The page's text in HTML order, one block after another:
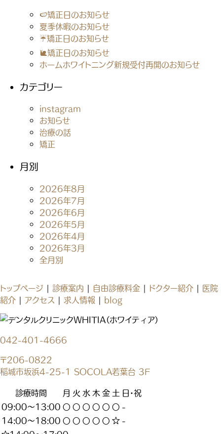
🍉矯正日のお知らせ
夏季休暇のお知らせ
☔矯正日のお知らせ
🐌矯正日のお知らせ
ホームホワイトニング新規受付再開のお知らせ
カテゴリー
instagram
お知らせ
治療の話
矯正
月別
2026年8月
2026年7月
2026年6月
2026年5月
2026年4月
2026年3月
全月別
トップページ | 診療案内 | 自由診療料金 | ドクター紹介 | 医院
紹介 | アクセス | 求人情報 | blog
042-401-4666
〒206-0822
稲城市坂浜4-25-1 SOCOLA若葉台 3F
診療時間
月 火 水木金 土 日・祝
09:00～13:00 〇 〇 〇 〇 〇 〇 -
14:00～18:00 〇 〇 〇 〇 〇 ☆ -